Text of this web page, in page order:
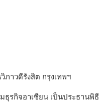
ภาวดีรังสิต กรุงเทพฯ
ธุรกิจอาเซียน เป็นประธานพิธี